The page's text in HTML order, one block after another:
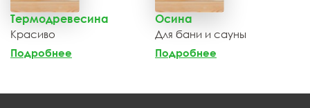
Термодревесина
Красиво
Подробнее
Осина
Для бани и сауны
Подробнее